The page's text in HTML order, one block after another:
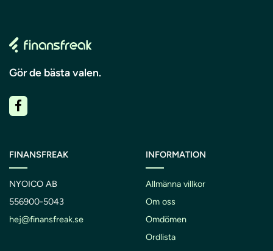
Gör de bästa valen.
FINANSFREAK
NYOICO AB
556900-5043
hej@finansfreak.se
INFORMATION
Allmänna villkor
Om oss
Omdömen
Ordlista